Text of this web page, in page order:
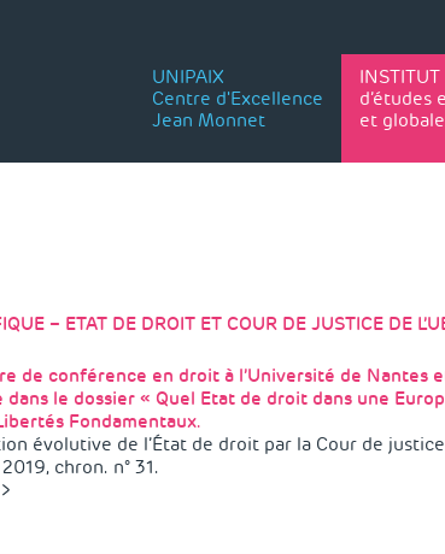
UNIPAIX
Centre d'Excellence
Jean Monnet
INSTITUT
d’études
et
– ETAT DE DROIT ET COUR DE JUSTICE DE
de conférence en droit à l’Université de Nantes
dans le dossier « Quel Etat de droit dans une
Fondamentaux.
évolutive de l’État de droit par la Cour de justice
2019, chron. n° 31.